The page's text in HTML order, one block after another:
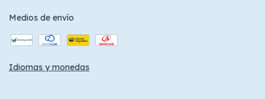
Medios de envío
Idiomas y monedas